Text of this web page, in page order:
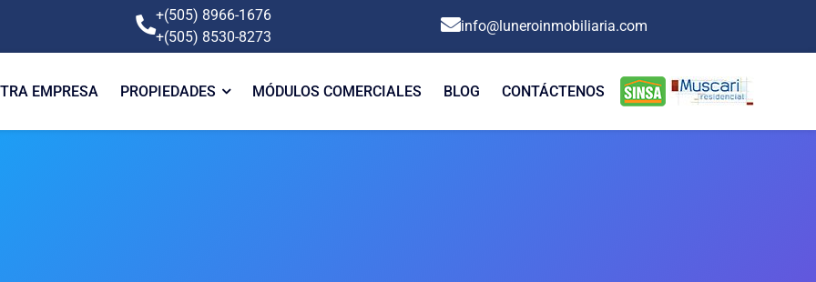
+(505) 8966-1676
+(505) 8530-8273
info@luneroinmobiliaria.com
EMPRESA PROPIEDADES MÓDULOS COMERCIALES BLOG CONTÁCTENOS